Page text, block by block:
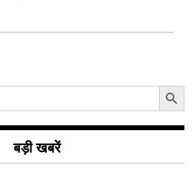
Search Button
बड़ी खबरें